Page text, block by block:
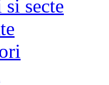
secte